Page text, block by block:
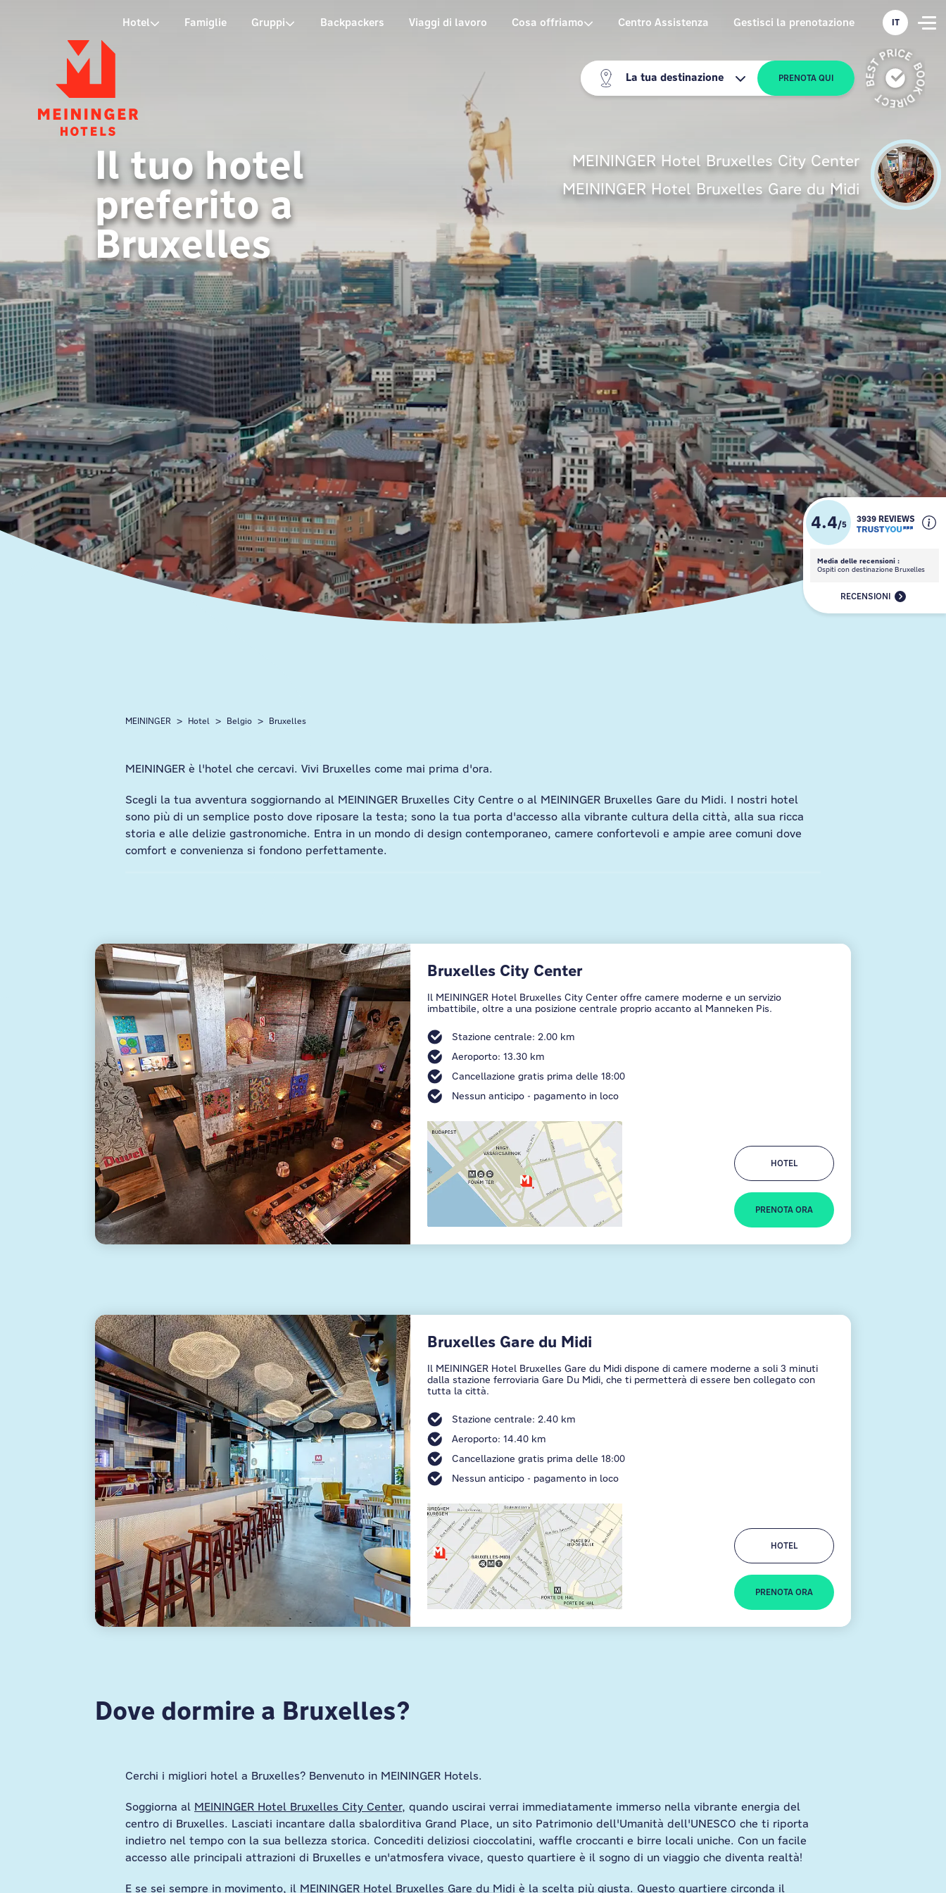
PHotel Famiglie Gruppi Backpackers Viaggi di lavoro Cosa offriamo Centro Assistenza Gestisci la prenotazione
La tua destinazione PRENOTA QUI
IT
Il tuo hotel
preferito a
Bruxelles
MEININGER Hotel Bruxelles City Center
MEININGER Hotel Bruxelles Gare du Midi
4.4/5
3939 REVIEWS
Media delle recensioni :
Ospiti con destinazione Bruxelles
RECENSIONI
MEININGER Hotel Belgio Bruxelles
MEININGER è l'hotel che cercavi. Vivi Bruxelles come mai prima d'ora.
Scegli la tua avventura soggiornando al MEININGER Bruxelles City Centre o al MEININGER Bruxelles Gare du Midi. I nostri hotel
sono più di un semplice posto dove riposare la testa; sono la tua porta d'accesso alla vibrante cultura della città, alla sua ricca
storia e alle delizie gastronomiche. Entra in un mondo di design contemporaneo, camere confortevoli e ampie aree comuni dove
comfort e convenienza si fondono perfettamente.
Bruxelles City Center
Il MEININGER Hotel Bruxelles City Center offre camere moderne e un servizio
imbattibile, oltre a una posizione centrale proprio accanto al Manneken Pis.
Stazione centrale: 2.00 km
Aeroporto: 13.30 km
Cancellazione gratis prima delle 18:00
Nessun anticipo - pagamento in loco
HOTEL
PRENOTA ORA
Bruxelles Gare du Midi
Il MEININGER Hotel Bruxelles Gare du Midi dispone di camere moderne a soli 3 minuti
dalla stazione ferroviaria Gare Du Midi, che ti permetterà di essere ben collegato con
tutta la città.
Stazione centrale: 2.40 km
Aeroporto: 14.40 km
Cancellazione gratis prima delle 18:00
Nessun anticipo - pagamento in loco
HOTEL
PRENOTA ORA
Dove dormire a Bruxelles?
Cerchi i migliori hotel a Bruxelles? Benvenuto in MEININGER Hotels.
Soggiorna al MEININGER Hotel Bruxelles City Center, quando uscirai verrai immediatamente immerso nella vibrante energia del
centro di Bruxelles. Lasciati incantare dalla sbalorditiva Grand Place, un sito Patrimonio dell'Umanità dell'UNESCO che ti riporta
indietro nel tempo con la sua bellezza storica. Concediti deliziosi cioccolatini, waffle croccanti e birre locali uniche. Con un facile
accesso alle principali attrazioni di Bruxelles e un'atmosfera vivace, questo quartiere è il sogno di un viaggio che diventa realtà!
E se sei sempre in movimento, il MEININGER Hotel Bruxelles Gare du Midi è la scelta più giusta. Questo quartiere circonda il